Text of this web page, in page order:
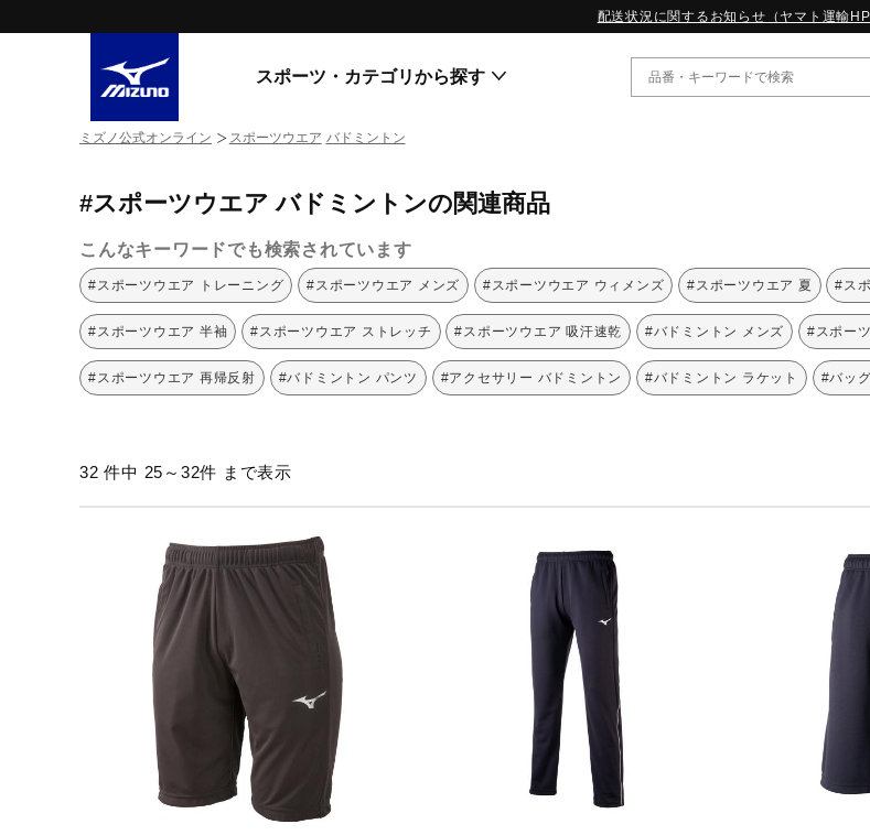
配送状況に関するお知らせ（ヤマト運輸HP
スポーツ・カテゴリから探す
ライフスタイルウエア
ランニング
サッカー／フットサル
トレーニング
野球
バレーボール
バドミントン
ソフトボール
ウィンタースポーツ
ワーキング
WAVE PROPHECY
MORELIA LS
WAVE RIDER
MXR
ゴアテックス
コラボレーション
その他シリーズ
W.PROPHECY1｜特集
WP MAGIC MITA｜特集
WP STRAP｜特集
スペシャルカラーパック｜特集
WP STRAP 2｜特集
マーガレット・ハウエル｜特集
ミズノ公式オンライン スポーツウエア バドミントン
#スポーツウエア バドミントンの関連商品
こんなキーワードでも検索されています
#スポーツウエア トレーニング #スポーツウエア メンズ #スポーツウエア ウィメンズ #スポーツウエア 夏 #ス
#スポーツウエア 半袖 #スポーツウエア ストレッチ #スポーツウエア 吸汗速乾 #バドミントン メンズ #スポー
#スポーツウエア 再帰反射 #バドミントン パンツ #アクセサリー バドミントン #バドミントン ラケット #バッ
32 件中 25～32件 まで表示